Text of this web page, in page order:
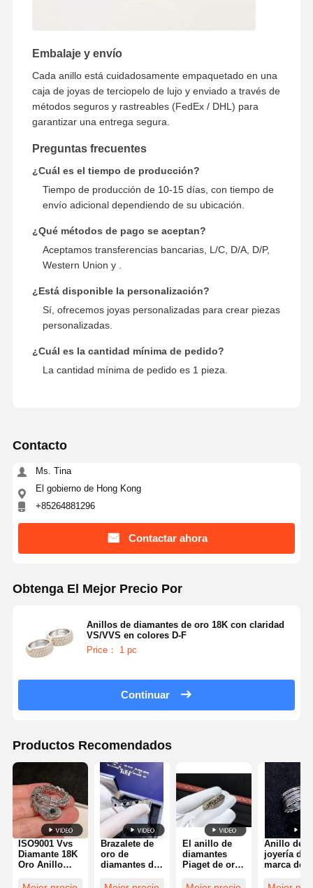
Embalaje y envío
Cada anillo está cuidadosamente empaquetado en una
caja de joyas de terciopelo de lujo y enviado a través de
métodos seguros y rastreables (FedEx / DHL) para
garantizar una entrega segura.
Preguntas frecuentes
¿Cuál es el tiempo de producción?
Tiempo de producción de 10-15 días, con tiempo de
envío adicional dependiendo de su ubicación.
¿Qué métodos de pago se aceptan?
Aceptamos transferencias bancarias, L/C, D/A, D/P,
Western Union y .
¿Está disponible la personalización?
Sí, ofrecemos joyas personalizadas para crear piezas
personalizadas.
¿Cuál es la cantidad mínima de pedido?
La cantidad mínima de pedido es 1 pieza.
Contacto
Ms. Tina
El gobierno de Hong Kong
+85264881296
Contactar ahora
Obtenga El Mejor Precio Por
Anillos de diamantes de oro 18K con claridad
VS/VVS en colores D-F
Price： 1 pc
Continuar
Productos Recomendados
ISO9001 Vvs
Diamante 18K
Oro Anillo
Joyería de
Brazalete de
oro de
diamantes de
calidad
El anillo de
diamantes
Piaget de oro
para la boda /
Anillo de
joyería de
marca de
con dos